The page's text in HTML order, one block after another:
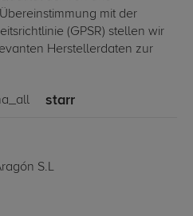
mit der
(GPSR) stellen wir
Herstellerdaten zur
starr
S.L